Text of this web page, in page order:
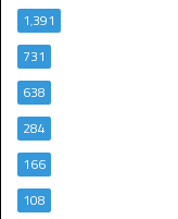
1٬391
731
638
284
166
108